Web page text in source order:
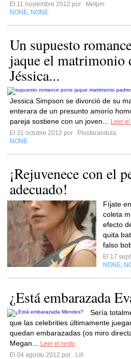
El 11 noviembre 2012 por
Metpm
NONE NONE
Un supuesto
jaque el matrimonio
Jéssica...
Jessica Simpson se divorció de su
enterara de un presunto amorío
pareja sostiene con un joven...
Leer
El 31 octubre 2012 por
Plusfarandula
NONE
¡Rejuvenece con el
adecuado!
Fíjate
coleta
efecto
quita
falso
El 17
NONE
¿Está embarazada
Sería
que las celebrities últimamente
quedan embarazadas (os miro
Megan...
Leer el resto
El 04 agosto 2012 por
Lili